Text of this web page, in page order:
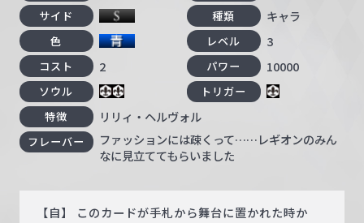
サイド 種類 キャラ
色 レベル 3
コスト 2 パワー 10000
ソウル
トリガー
特徴
リリィ・ヘルヴォル
フレーバー
ファッションには疎くって……レギオンのみん
なに見立ててもらいました
【自】 このカードが手札から舞台に置かれた時か